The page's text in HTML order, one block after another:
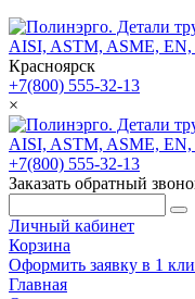
Красноярск
+7(800) 555-32-13
×
+7(800) 555-32-13
Заказать обратный
Личный кабинет
Корзина
Оформить заявку в 1
Главная